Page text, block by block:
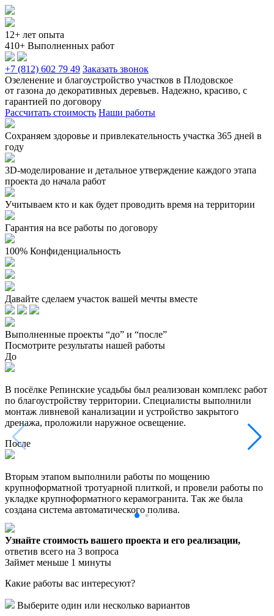
12+ лет опыта
410+ Выполненных работ
+7 (812) 602 79 49 Заказать звонок
Озеленение и благоустройство участков в Плодовское
от газона до декоративных деревьев. Надежно, красиво, с
гарантией по договору
Рассчитать стоимость Наши работы
Сохраняем здоровье и привлекательность участка 365 дней в
году
3D-моделирование и детальное утверждение каждого этапа
проекта до начала работ
Учитываем кто и как будет проводить время на территории
Гарантия на все работы по договору
100% Конфиденциальность
Давайте сделаем участок вашей мечты вместе
Выполненные проекты “до” и “после”
Посмотрите результаты нашей работы
До
В посёлке Репинские усадьбы был реализован комплекс работ
по благоустройству территории. Специалисты выполнили
монтаж ливневой канализации и устройство закрытого
дренажа, проложили наружное освещение.
После
Вторым этапом выполнили работы по мощению
крупноформатной тротуарной плиткой, и провели работы по
укладке крупноформатного керамогранита. Так же была
создана система автоматического полива.
Узнайте стоимость вашего проекта и его реализации,
ответив всего на 3 вопроса
Займет меньше 1 минуты
Какие работы вас интересуют?
Выберите один или несколько вариантов